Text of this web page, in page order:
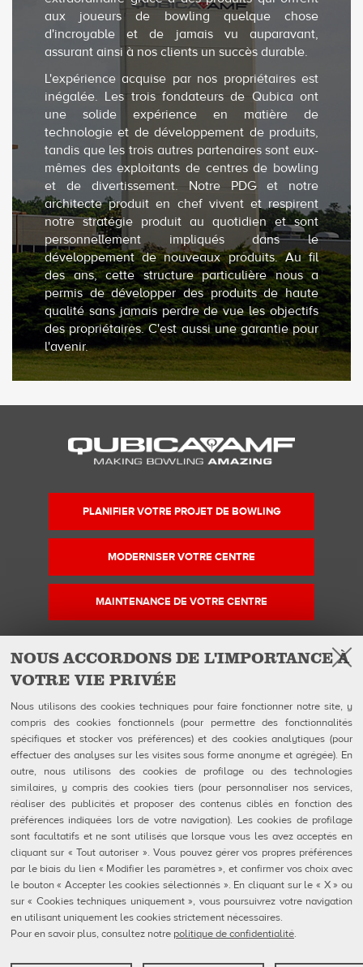
NOUS ACCORDONS DE L'IMPORTANCE À
VOTRE VIE PRIVÉE
Nous utilisons des cookies techniques pour faire fonctionner notre site, y
compris des cookies fonctionnels (pour permettre des fonctionnalités
spécifiques et stocker vos préférences) et des cookies analytiques (pour
effectuer des analyses sur les visites sous forme anonyme et agrégée). En
outre, nous utilisons des cookies de profilage ou des technologies
similaires, y compris des cookies tiers (pour personnaliser nos services,
réaliser des publicités et proposer des contenus ciblés en fonction des
préférences indiquées lors de votre navigation). Les cookies de profilage
sont facultatifs et ne sont utilisés que lorsque vous les avez acceptés en
cliquant sur « Tout autoriser ». Vous pouvez gérer vos propres préférences
par le biais du lien « Modifier les paramètres », et confirmer vos choix avec
le bouton « Accepter les cookies sélectionnés ». En cliquant sur le « X » ou
sur « Cookies techniques uniquement », vous poursuivrez votre navigation
en utilisant uniquement les cookies strictement nécessaires.
Pour en savoir plus, consultez notre politique de confidentialité.
aux joueurs de bowling quelque chose
d'incroyable et de jamais vu auparavant,
assurant ainsi à nos clients un succès durable.
L'expérience acquise par nos propriétaires est
inégalée. Les trois fondateurs de Qubica ont
une solide expérience en matière de
technologie et de développement de produits,
tandis que les trois autres partenaires sont eux-
mêmes des exploitants de centres de bowling
et de divertissement. Notre PDG et notre
architecte produit en chef vivent et respirent
notre stratégie produit au quotidien et sont
personnellement impliqués dans le
développement de nouveaux produits. Au fil
des ans, cette structure particulière nous a
permis de développer des produits de haute
qualité sans jamais perdre de vue les objectifs
des propriétaires. C'est aussi une garantie pour
l'avenir.
PLANIFIER VOTRE PROJET DE BOWLING
MODERNISER VOTRE CENTRE
MAINTENANCE DE VOTRE CENTRE
QUBICAAMF WORLDWIDE LLC
40 rue Jacques Ibert
92300 Levallois-Perret:
Téléphone : 0140899470
Produits
Galerie
Actualités
eShop
Contacts
Formulaires FDS
Politique de confidentialité
Politique en matière de cookies
Configuration des cookies
Rapports De Dénonciation
Suivez-nous sur